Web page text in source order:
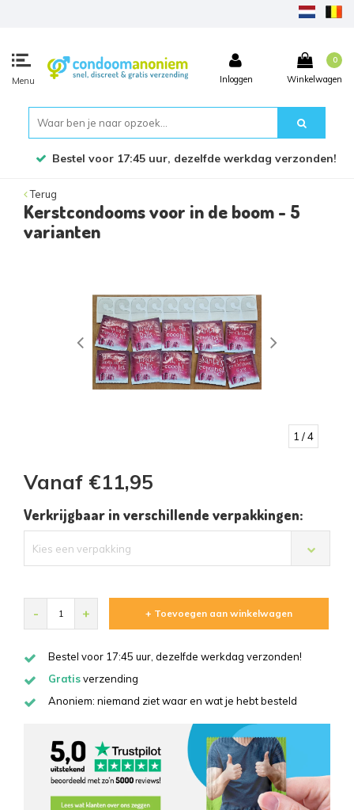
Menu Inloggen
0
Winkelwagen
Bestel voor 17:45 uur, dezelfde werkdag verzonden!
Terug
Kerstcondooms voor in de boom - 5
varianten
1 / 4
Vanaf €11,95
Verkrijgbaar in verschillende verpakkingen:
Kies een verpakking
- + + Toevoegen aan winkelwagen
Bestel voor 17:45 uur, dezelfde werkdag verzonden!
Gratisverzending
Anoniem: niemand ziet waar en wat je hebt besteld